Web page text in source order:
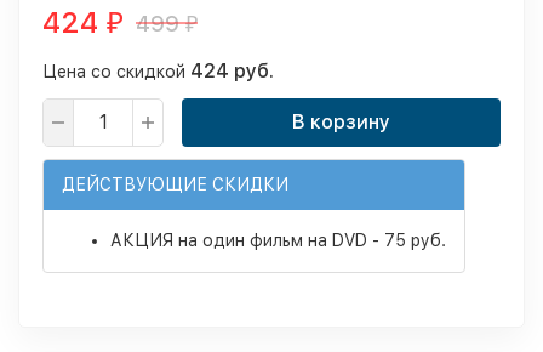
424 ₽ 499₽
Цена со скидкой 424 руб.
В корзину
ДЕЙСТВУЮЩИЕ СКИДКИ
АКЦИЯ на один фильм на DVD - 75 руб.